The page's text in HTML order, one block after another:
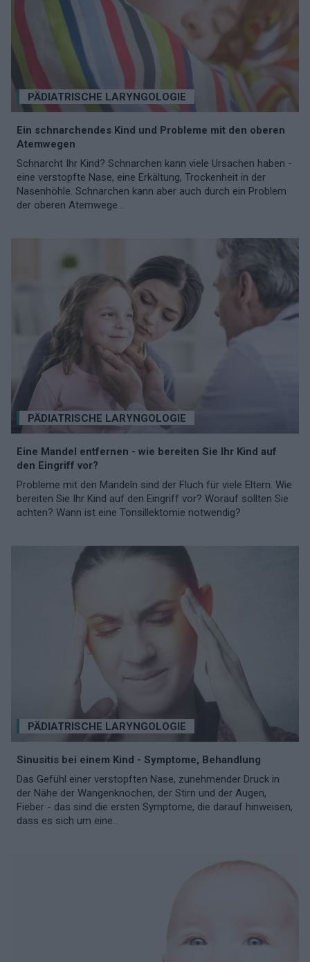
PÄDIATRISCHE LARYNGOLOGIE
Ein schnarchendes Kind und Probleme mit den oberen
Atemwegen
Schnarcht Ihr Kind? Schnarchen kann viele Ursachen haben -
eine verstopfte Nase, eine Erkältung, Trockenheit in der
Nasenhöhle. Schnarchen kann aber auch durch ein Problem
der oberen Atemwege...
PÄDIATRISCHE LARYNGOLOGIE
Eine Mandel entfernen - wie bereiten Sie Ihr Kind auf
den Eingriff vor?
Probleme mit den Mandeln sind der Fluch für viele Eltern. Wie
bereiten Sie Ihr Kind auf den Eingriff vor? Worauf sollten Sie
achten? Wann ist eine Tonsillektomie notwendig?
PÄDIATRISCHE LARYNGOLOGIE
Sinusitis bei einem Kind - Symptome, Behandlung
Das Gefühl einer verstopften Nase, zunehmender Druck in
der Nähe der Wangenknochen, der Stirn und der Augen,
Fieber - das sind die ersten Symptome, die darauf hinweisen,
dass es sich um eine...